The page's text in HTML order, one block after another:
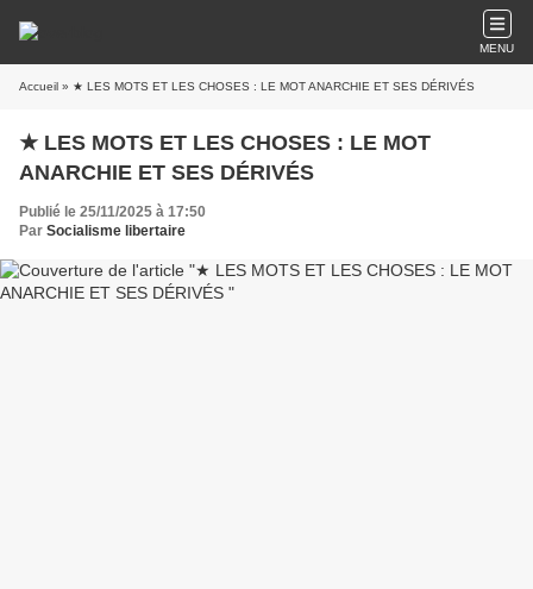
MENU
Accueil » ★ LES MOTS ET LES CHOSES : LE MOT ANARCHIE ET SES DÉRIVÉS
★ LES MOTS ET LES CHOSES : LE MOT
ANARCHIE ET SES DÉRIVÉS
Publié le 25/11/2025 à 17:50
Par Socialisme libertaire